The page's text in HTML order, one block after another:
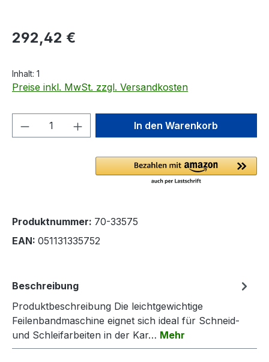
Regulärer Preis:
292,42 €
Inhalt: 1
Preise inkl. MwSt. zzgl. Versandkosten
Produkt Anzahl: Gib denIn den Warenkorb
Produktnummer: 70-33575
EAN: 051131335752
Beschreibung
Produktbeschreibung Die leichtgewichtige
Feilenbandmaschine eignet sich ideal für Schneid-
und Schleifarbeiten in der Kar… Mehr